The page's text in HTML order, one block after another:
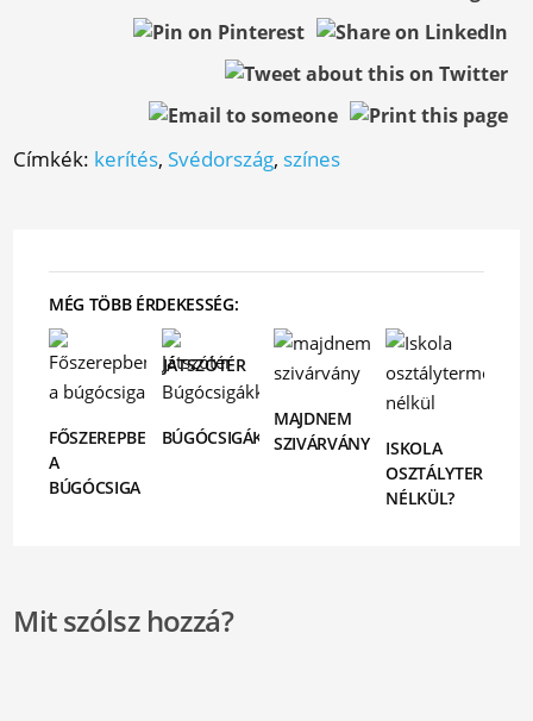
Címkék: kerítés,Svédország, színes
MÉG TÖBB ÉRDEKESSÉG:
FŐSZEREPBEN
A
BÚGÓCSIGA
JÁTSZÓTÉR
BÚGÓCSIGÁKKAL
MAJDNEM
SZIVÁRVÁNY
ISKOLA
OSZTÁLYTERMEK
NÉLKÜL?
Mit szólsz hozzá?